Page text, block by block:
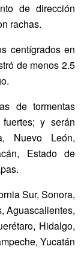
de dirección
rachas.
centígrados en
de menos 2.5
de tormentas
y serán
Nuevo León,
Estado de
Sur, Sonora,
Aguascalientes,
Hidalgo,
Yucatán